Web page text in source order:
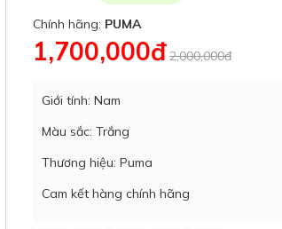
Chính hãng: PUMA
1,700,000đ 2,000,000đ
Giới tính: Nam
Màu sắc: Trắng
Thương hiệu: Puma
Cam kết hàng chính hãng